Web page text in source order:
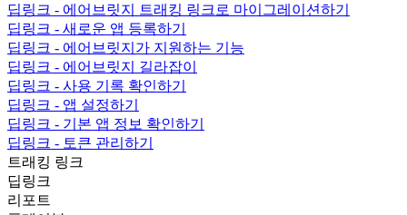
딥링크 - 에어브릿지 트래킹 링크로 마이그레이션하기
딥링크 - 새로운 앱 등록하기
딥링크 - 에어브릿지가 지원하는 기능
딥링크 - 에어브릿지 길라잡이
딥링크 - 사용 기록 확인하기
딥링크 - 앱 설정하기
딥링크 - 기본 앱 정보 확인하기
딥링크 - 토큰 관리하기
트래킹 링크
딥링크
리포트